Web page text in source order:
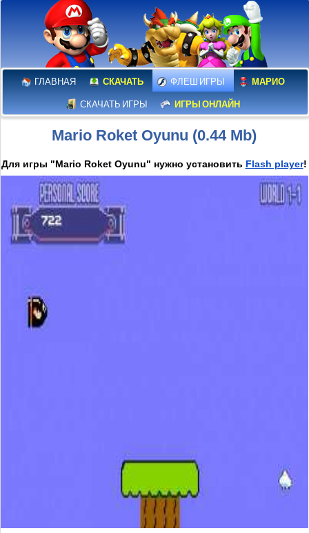
ГЛАВНАЯ СКАЧАТЬ ФЛЕШ ИГРЫ МАРИО
СКАЧАТЬ ИГРЫ ИГРЫ ОНЛАЙН
Mario Roket Oyunu (0.44 Mb)
Для игры "Mario Roket Oyunu" нужно установить Flash player!